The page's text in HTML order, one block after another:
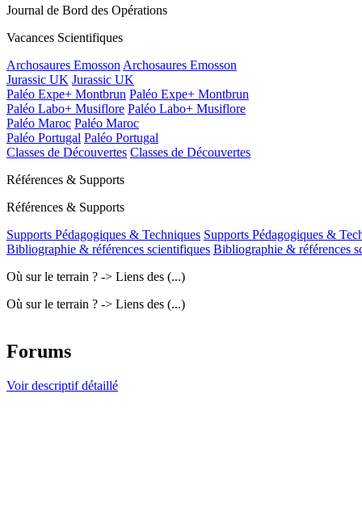
Journal de Bord des Opérations
Vacances Scientifiques
Archosaures Emosson Archosaures Emosson
Jurassic UK Jurassic UK
Paléo Expe+ Montbrun Paléo Expe+ Montbrun
Paléo Labo+ Musiflore Paléo Labo+ Musiflore
Paléo Maroc Paléo Maroc
Paléo Portugal Paléo Portugal
Classes de Découvertes Classes de Découvertes
Références & Supports
Références & Supports
Supports Pédagogiques & Techniques Supports Pédagogiques &
Bibliographie & références scientifiques Bibliographie & références
Où sur le terrain ? -> Liens des (...)
Où sur le terrain ? -> Liens des (...)
Forums
Voir descriptif détaillé